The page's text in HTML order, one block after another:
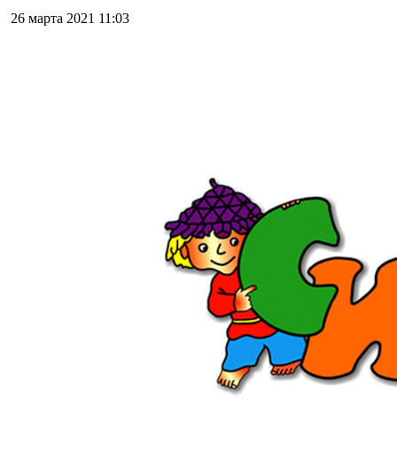
26 марта 2021 11:03